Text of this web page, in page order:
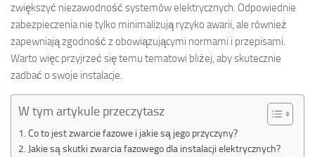
zwiększyć niezawodność systemów elektrycznych. Odpowiednie
zabezpieczenia nie tylko minimalizują ryzyko awarii, ale również
zapewniają zgodność z obowiązującymi normami i przepisami.
Warto więc przyjrzeć się temu tematowi bliżej, aby skutecznie
zadbać o swoje instalacje.
W tym artykule przeczytasz
Co to jest zwarcie fazowe i jakie są jego przyczyny?
Jakie są skutki zwarcia fazowego dla instalacji elektrycznych?